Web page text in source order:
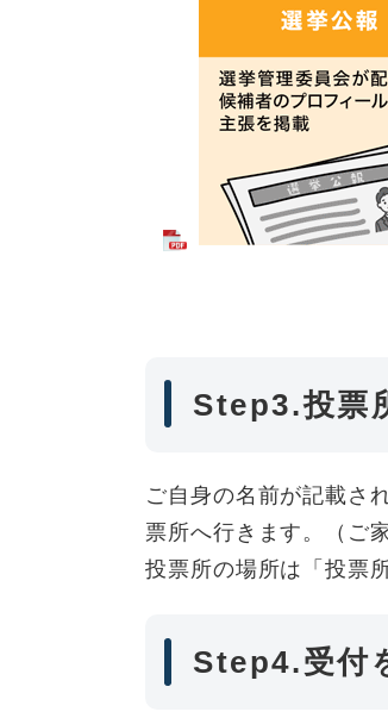
Step3.投票
ご自身の名前が記載さ
票所へ行きます。（ご
投票所の場所は「投票
Step4.受付